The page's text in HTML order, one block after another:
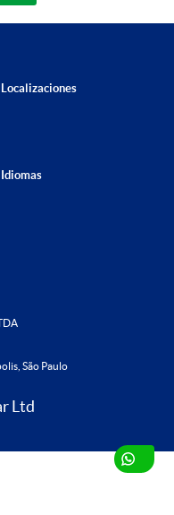
Localizaciones
Idiomas
São Paulo
Ltd